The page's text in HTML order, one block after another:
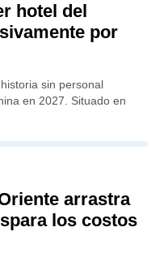
hotel del
por
sin personal
en 2027. Situado en
arrastra
los costos